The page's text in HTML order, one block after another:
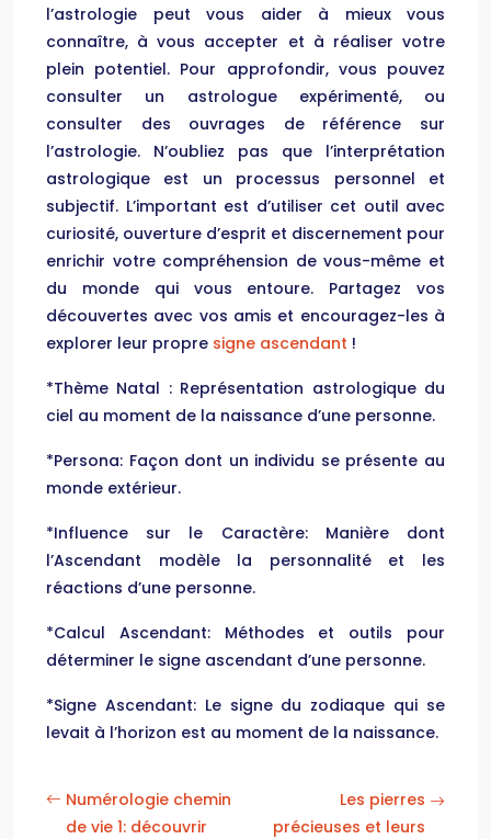
l’astrologie peut vous aider à mieux vous
connaître, à vous accepter et à réaliser votre
plein potentiel. Pour approfondir, vous pouvez
consulter un astrologue expérimenté, ou
consulter des ouvrages de référence sur
l’astrologie. N’oubliez pas que l’interprétation
astrologique est un processus personnel et
subjectif. L’important est d’utiliser cet outil avec
curiosité, ouverture d’esprit et discernement pour
enrichir votre compréhension de vous-même et
du monde qui vous entoure. Partagez vos
découvertes avec vos amis et encouragez-les à
explorer leur propre signe ascendant !
*Thème Natal : Représentation astrologique du
ciel au moment de la naissance d’une personne.
*Persona: Façon dont un individu se présente au
monde extérieur.
*Influence sur le Caractère: Manière dont
l’Ascendant modèle la personnalité et les
réactions d’une personne.
*Calcul Ascendant: Méthodes et outils pour
déterminer le signe ascendant d’une personne.
*Signe Ascendant: Le signe du zodiaque qui se
levait à l’horizon est au moment de la naissance.
Numérologie chemin
de vie 1: découvrir
Les pierres
précieuses et leurs